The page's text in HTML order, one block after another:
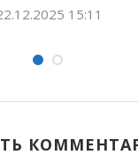
16.12.2025 16:20